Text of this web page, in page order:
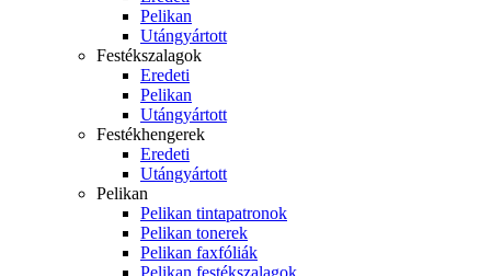
Pelikan
Utángyártott
Festékszalagok
Eredeti
Pelikan
Utángyártott
Festékhengerek
Eredeti
Utángyártott
Pelikan
Pelikan tintapatronok
Pelikan tonerek
Pelikan faxfóliák
Pelikan festékszalagok